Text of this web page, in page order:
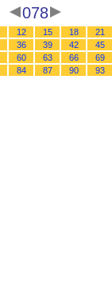
078
12 15 18
21
36 39 42
45
60 63 66
69
84 87 90 93